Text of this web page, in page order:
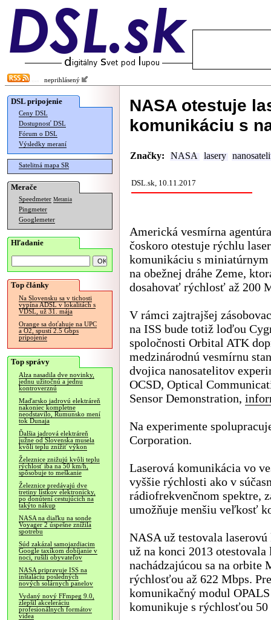
neprihlásený
DSL pripojenie
Ceny DSL
Dostupnosť DSL
Fórum o DSL
Výsledky meraní
Satelitná mapa SR
Merače
Speedmeter Merania
Pingmeter
Googlemeter
Hľadanie
Top články
Na Slovensku sa v tichosti
vypína ADSL v lokalitách s
VDSL, už 31. mája
Orange sa doťahuje na UPC
a O2, spustí 2.5 Gbps
pripojenie
Top správy
Alza nasadila dve novinky,
jednu užitočnú a jednu
kontroverznú
Maďarsko jadrovú elektráreň
nakoniec kompletne
neodstavilo, Rumunsko mení
tok Dunaja
Ďalšia jadrová elektráreň
južne od Slovenska musela
kvôli teplu znížiť výkon
Železnice znižujú kvôli teplu
rýchlosť iba na 50 km/h,
spôsobuje to meškanie
Železnice predávajú dve
tretiny lístkov elektronicky,
po donútení cestujúcich na
takýto nákup
NASA na diaľku na sonde
Voyager 2 úspešne znížila
spotrebu
Súd zakázal samojazdiacim
Google taxíkom dobíjanie v
noci, rušili obyvateľov
NASA pripravuje ISS na
inštaláciu posledných
nových solárnych panelov
Vydaný nový FFmpeg 9.0,
zlepšil akceleráciu
profesionálnych formátov
videa
NASA otestuje
komunikáciu s
Značky: NASA lasery
DSL.sk, 10.11.2017
Americká vesmírna
čoskoro otestuje rýchlu
komunikáciu s
na obežnej dráhe Zeme,
dosahovať rýchlosť až 200
V rámci zajtrajšej
na ISS bude totiž loďou
spoločnosti Orbital ATK
medzinárodnú vesmírnu
dvojica nanosatelitov
OCSD, Optical
Sensor Demonstration,
Na experimente
Corporation.
Laserová komunikácia vo
vyššie rýchlosti ako v
rádiofrekvenčnom spektre,
umožňuje menšiu veľkosť
NASA už testovala
už na konci 2013
nachádzajúcou sa na orbite
rýchlosťou až 622 Mbps.
komunikačný modul
komunikuje s rýchlosťou 50